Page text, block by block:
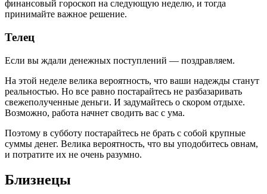
финансовый гороскоп на следующую неделю, и тогда
принимайте важное решение.
Телец
Если вы ждали денежных поступлений — поздравляем.
На этой неделе велика вероятность, что ваши надежды станут
реальностью. Но все равно постарайтесь не разбазаривать
свежеполученные деньги. И задумайтесь о скором отдыхе.
Возможно, работа начнет сводить вас с ума.
Поэтому в субботу постарайтесь не брать с собой крупные
суммы денег. Велика вероятность, что вы уподобитесь овнам,
и потратите их не очень разумно.
Близнецы